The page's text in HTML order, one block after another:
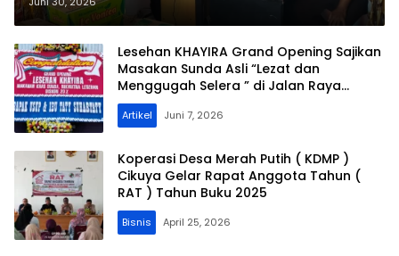
Lesehan KHAYIRA Grand Opening Sajikan
Masakan Sunda Asli “Lezat dan
Menggugah Selera ” di Jalan Raya
Tigaraksa – Adiyasa Desa Bantar
Panjang
Artikel Juni 7, 2026
Koperasi Desa Merah Putih ( KDMP )
Cikuya Gelar Rapat Anggota Tahun (
RAT ) Tahun Buku 2025
Bisnis April 25, 2026